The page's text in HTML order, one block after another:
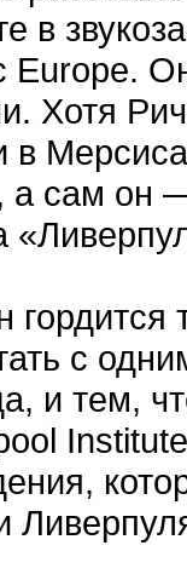
в
Europe.
Хотя
в
а сам он
гордится
с
и тем,